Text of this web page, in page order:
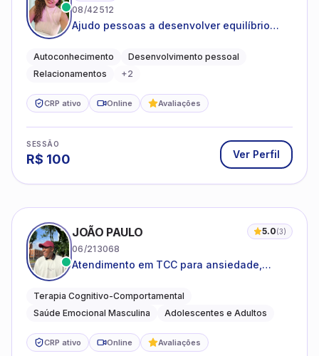
08/42512
Ajudo pessoas a desenvolver equilíbrio
Autoconhecimento
Desenvolvimento pessoal
Relacionamentos
+2
CRP ativo Online Avaliações
SESSÃO
R$ 100 Ver Perfil
JOÃO PAULO 5.0(3)
06/213068
Atendimento em TCC para ansiedade,
emocional
Terapia Cognitivo-Comportamental
Saúde Emocional Masculina
Adolescentes e Adultos
CRP ativo Online Avaliações